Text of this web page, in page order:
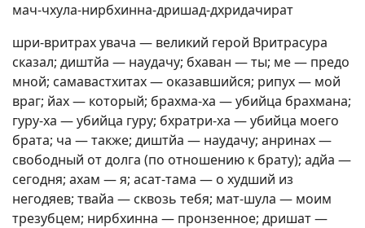
мач-чхула-нирбхинна-дришад-дхридачират
шри-вритрах увача — великий герой Вритрасура
сказал; диштйа — наудачу; бхаван — ты; ме — предо
мной; самавастхитах — оказавшийся; рипух — мой
враг; йах — который; брахма-ха — убийца брахмана;
гуру-ха — убийца гуру; бхратри-ха — убийца моего
брата; ча — также; диштйа — наудачу; анринах —
свободный от долга (по отношению к брату); адйа —
сегодня; ахам — я; асат-тама — о худший из
негодяев; твайа — сквозь тебя; мат-шула — моим
трезубцем; нирбхинна — пронзенное; дришат —